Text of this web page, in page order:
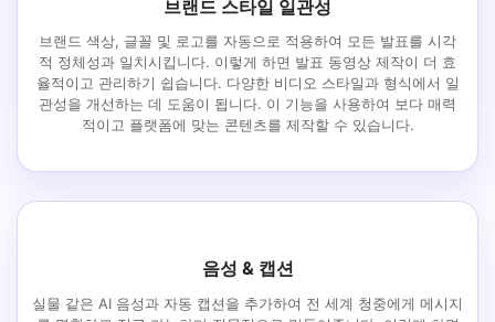
브랜드 스타일 일관성
브랜드 색상, 글꼴 및 로고를 자동으로 적용하여 모든 발표를 시각
적 정체성과 일치시킵니다. 이렇게 하면 발표 동영상 제작이 더 효
율적이고 관리하기 쉽습니다. 다양한 비디오 스타일과 형식에서 일
관성을 개선하는 데 도움이 됩니다. 이 기능을 사용하여 보다 매력
적이고 플랫폼에 맞는 콘텐츠를 제작할 수 있습니다.
음성 & 캡션
실물 같은 AI 음성과 자동 캡션을 추가하여 전 세계 청중에게 메시지